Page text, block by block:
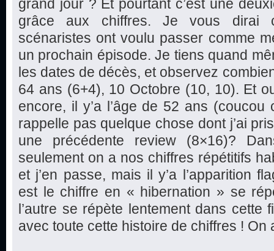
grand jour ? Et pourtant c’est une
grâce aux chiffres. Je vous dirai
scénaristes ont voulu passer comme
un prochain épisode. Je tiens quand
les dates de décès, et observez
64 ans (6+4), 10 Octobre (10, 10). Et
encore, il y’a l’âge de 52 ans
rappelle pas quelque chose dont j’ai
une précédente review (8×16)?
seulement on a nos chiffres répétitifs
et j’en passe, mais il y’a l’apparition
est le chiffre en « hibernation » se
l’autre se répète lentement dans cette
avec toute cette histoire de chiffres !